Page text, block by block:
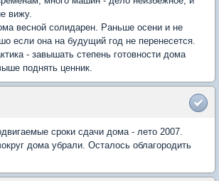
вижу.
весной солидарен. Раньше осени и не
если она на будущий год не перенесется.
- завышать степень готовности дома
поднять ценник.
сроки сдачи дома - лето 2007.
дома убрали. Осталось облагородить